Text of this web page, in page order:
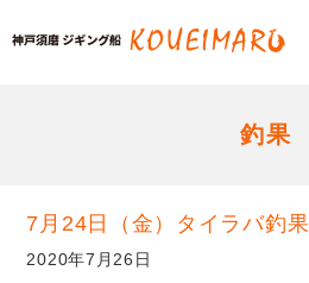
釣果
7月24日（金）タイラバ釣果
2020年7月26日